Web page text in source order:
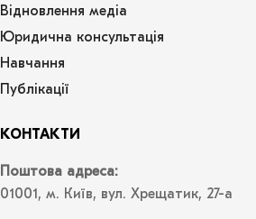
Відновлення медіа
Юридична консультація
Навчання
Публікації
КОНТАКТИ
Поштова адреса:
01001, м. Київ, вул. Хрещатик, 27-а